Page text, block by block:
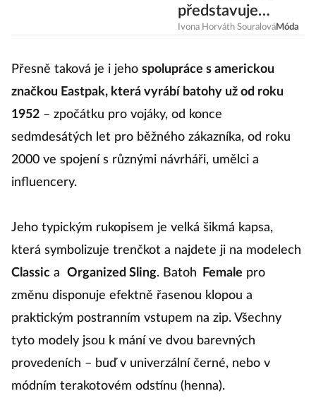
představuje
novou limitku
Ivona Horváth SouralováMóda
Přesně taková je i jeho spolupráce s americkou
značkou Eastpak, která vyrábí batohy už od roku
1952 – zpočátku pro vojáky, od konce
sedmdesátých let pro běžného zákazníka, od roku
2000 ve spojení s různými návrháři, umělci a
influencery.
Jeho typickým rukopisem je velká šikmá kapsa,
která symbolizuje trenčkot a najdete ji na modelech
Classic a Organized Sling. Batoh Female pro
změnu disponuje efektně řasenou klopou a
praktickým postranním vstupem na zip. Všechny
tyto modely jsou k mání ve dvou barevných
provedeních – buď v univerzální černé, nebo v
módním terakotovém odstínu (henna).